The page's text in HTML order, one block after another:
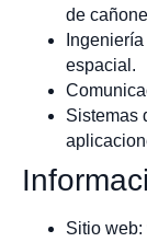
de
espacial.
Sistemas
Sitio web: